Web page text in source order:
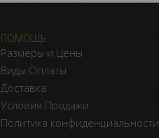
ПОМОЩЬ
Размеры и Цены
Виды Оплаты
Доставка
Условия Продажи
Политика конфиденциальности